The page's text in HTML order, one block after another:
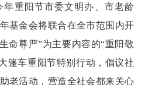
重阳节市委文明办、市老龄
基金会将联合在全市范围内开
命尊严”为主要内容的“重阳敬
篷车重阳节特别行动，倡议社
老活动，营造全社会都来关心